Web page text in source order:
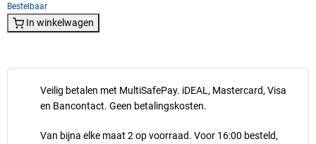
Veilig betalen met MultiSafePay. iDEAL, Mastercard, Visa
en Bancontact. Geen betalingskosten.
Van bijna elke maat 2 op voorraad. Voor 16:00 besteld,
Bestelbaar
In winkelwagen